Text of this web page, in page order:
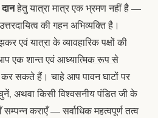
हेतु यात्रा मात्र एक भ्रमण नहीं है —
की गहन अभिव्यक्ति है।
एवं यात्रा के व्यावहारिक पक्षों की
एक शान्त एवंआध्यात्मिक रूप से
कर सकते हैं। चाहे आप पावन घाटों पर
अथवा किसी विश्वसनीय पंडित जी के
सम्पन्न कराएँ — सर्वाधिक महत्वपूर्ण तत्व